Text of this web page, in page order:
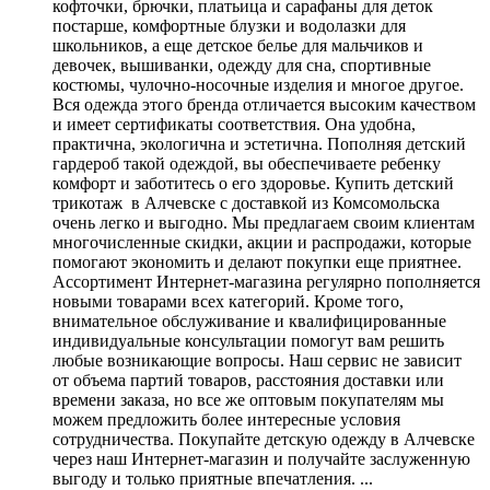
кофточки, брючки, платьица и сарафаны для деток
постарше, комфортные блузки и водолазки для
школьников, а еще детское белье для мальчиков и
девочек, вышиванки, одежду для сна, спортивные
костюмы, чулочно-носочные изделия и многое другое.
Вся одежда этого бренда отличается высоким качеством
и имеет сертификаты соответствия. Она удобна,
практична, экологична и эстетична. Пополняя детский
гардероб такой одеждой, вы обеспечиваете ребенку
комфорт и заботитесь о его здоровье. Купить детский
трикотаж в Алчевске с доставкой из Комсомольска
очень легко и выгодно. Мы предлагаем своим клиентам
многочисленные скидки, акции и распродажи, которые
помогают экономить и делают покупки еще приятнее.
Ассортимент Интернет-магазина регулярно пополняется
новыми товарами всех категорий. Кроме того,
внимательное обслуживание и квалифицированные
индивидуальные консультации помогут вам решить
любые возникающие вопросы. Наш сервис не зависит
от объема партий товаров, расстояния доставки или
времени заказа, но все же оптовым покупателям мы
можем предложить более интересные условия
сотрудничества. Покупайте детскую одежду в Алчевске
через наш Интернет-магазин и получайте заслуженную
выгоду и только приятные впечатления. ...